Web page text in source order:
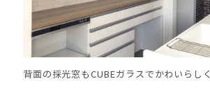
背面の採光窓もCUBEガラスでかわいらしく